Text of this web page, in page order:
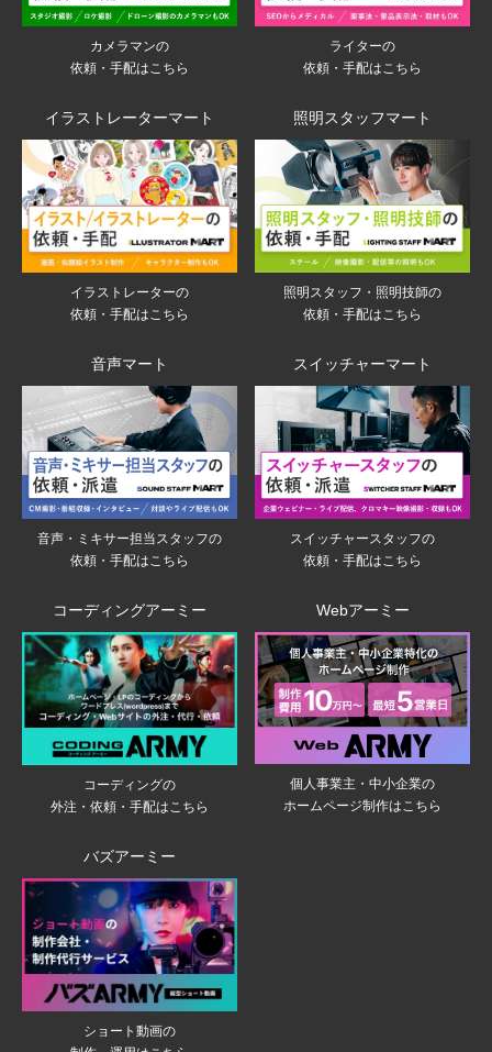
カメラマンの
依頼・手配はこちら
ライターの
依頼・手配はこちら
イラストレーターマート
イラストレーターの
依頼・手配はこちら
照明スタッフマート
照明スタッフ・照明技師の
依頼・手配はこちら
音声マート
音声・ミキサー担当スタッフの
依頼・手配はこちら
スイッチャーマート
スイッチャースタッフの
依頼・手配はこちら
コーディングアーミー
コーディングの
外注・依頼・手配はこちら
Webアーミー
個人事業主・中小企業の
ホームページ制作はこちら
バズアーミー
ショート動画の